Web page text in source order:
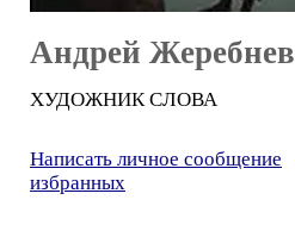
Андрей Жеребнев
ХУДОЖНИК СЛОВА
Написать личное сообщение
избранных